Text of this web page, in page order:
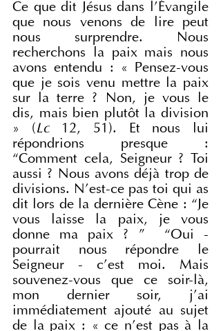
Ce que dit Jésus dans l'Évangile
que nous venons de lire peut
nous surprendre. Nous
recherchons la paix mais nous
avons entendu : « Pensez-vous
que je sois venu mettre la paix
sur la terre ? Non, je vous le
dis, mais bien plutôt la division
» (Lc 12, 51). Et nous lui
répondrions presque :
“Comment cela, Seigneur ? Toi
aussi ? Nous avons déjà trop de
divisions. N'est-ce pas toi qui as
dit lors de la dernière Cène : “Je
vous laisse la paix, je vous
donne ma paix ? ”  “Oui -
pourrait nous répondre le
Seigneur - c'est moi. Mais
souvenez-vous que ce soir-là,
mon dernier soir, j'ai
immédiatement ajouté au sujet
de la paix : « ce n’est pas à la